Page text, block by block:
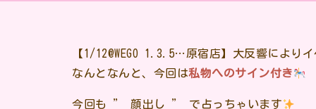
【1/12@WEGO 1.3.5…原宿店】大反響により
なんとなんと、今回は私物へのサイン付き
今回も ” 顔出し ” で占っちゃいます